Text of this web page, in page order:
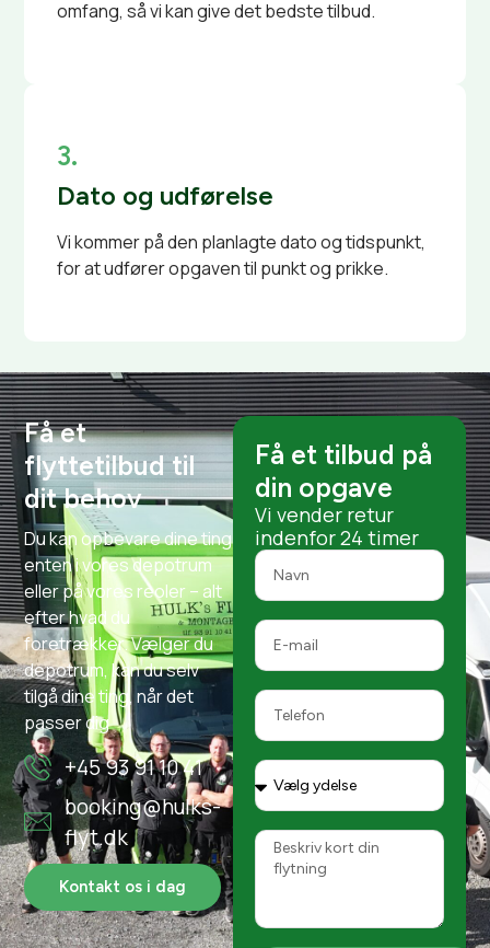
omfang, så vi kan give det bedste tilbud.
3.
Dato og udførelse
Vi kommer på den planlagte dato og tidspunkt,
for at udfører opgaven til punkt og prikke.
Få et
flyttetilbud til
dit behov
Du kan opbevare dine ting
enten i vores depotrum
eller på vores reoler – alt
efter hvad du
foretrækker. Vælger du
depotrum, kan du selv
tilgå dine ting, når det
passer dig
+45 93 91 10 41
booking@hulks-
flyt.dk
Kontakt os i dag
Få et tilbud på
din opgave
Vi vender retur
indenfor 24 timer